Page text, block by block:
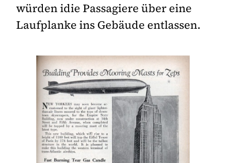
würden idie Passagiere über eine
Laufplanke ins Gebäude entlassen.